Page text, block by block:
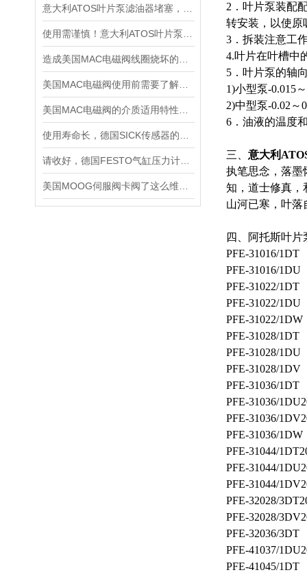
2．叶片泵装配
转安装，以使原
3．拆装注意工
4.叶片在叶槽中
5．叶片泵的轴
1)小型泵-0.015
2)中型泵-0.02～
6．油液的温度
三、 意大利
执笔思念，落墨
知，道士修真，
山河已寒，叶
四、阿托斯叶
PFE-31016/1DT
PFE-31016/1DU
PFE-31022/1DT
PFE-31022/1DU
PFE-31022/1DW
PFE-31028/1DT
PFE-31028/1DU
PFE-31028/1DV
PFE-31036/1DT
PFE-31036/
PFE-31036/
PFE-31036/1DW
PFE-31044/
PFE-31044/
PFE-31044/
PFE-32028/
PFE-32028/
PFE-32036/3DT
PFE-41037/
PFE-41045/1DT